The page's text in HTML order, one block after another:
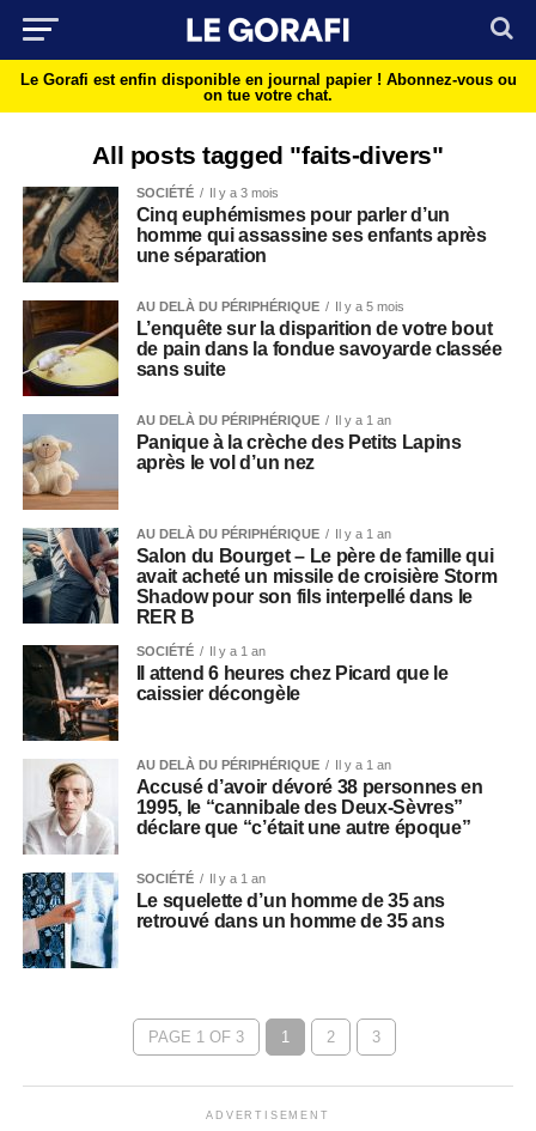
Le Gorafi est enfin disponible en journal papier ! Abonnez-vous ou
on tue votre chat.
All posts tagged "faits-divers"
SOCIÉTÉ Il y a 3 mois
Cinq euphémismes pour parler d’un
homme qui assassine ses enfants après
une séparation
AU DELÀ DU PÉRIPHÉRIQUE Il y a 5 mois
L’enquête sur la disparition de votre bout
de pain dans la fondue savoyarde classée
sans suite
AU DELÀ DU PÉRIPHÉRIQUE Il y a 1 an
Panique à la crèche des Petits Lapins
après le vol d’un nez
AU DELÀ DU PÉRIPHÉRIQUE Il y a 1 an
Salon du Bourget – Le père de famille qui
avait acheté un missile de croisière Storm
Shadow pour son fils interpellé dans le
RER B
SOCIÉTÉ Il y a 1 an
Il attend 6 heures chez Picard que le
caissier décongèle
AU DELÀ DU PÉRIPHÉRIQUE Il y a 1 an
Accusé d’avoir dévoré 38 personnes en
1995, le “cannibale des Deux-Sèvres”
déclare que “c’était une autre époque”
SOCIÉTÉ Il y a 1 an
Le squelette d’un homme de 35 ans
retrouvé dans un homme de 35 ans
PAGE 1 OF 3 1 2 3
ADVERTISEMENT